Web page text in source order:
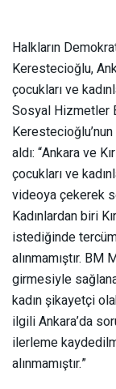
Halkların
Kerestecioğlu,
çocukları ve
Sosyal Hizmetler
aldı: “Ankara ve
çocukları ve
videoya çekerek
Kadınlardan biri
istediğinde
alınmamıştır.
girmesiyle
kadın şikayetçi
ilgili Ankara’da
ilerleme
alınmamıştır.”